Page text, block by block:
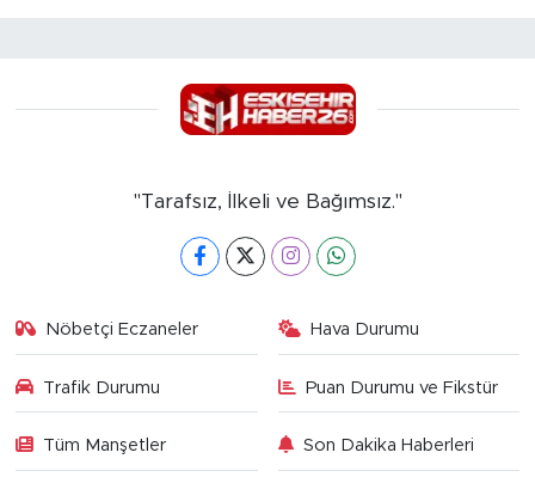
"Tarafsız, İlkeli ve Bağımsız."
Nöbetçi Eczaneler Hava Durumu
Trafik Durumu Puan Durumu ve Fikstür
Tüm Manşetler Son Dakika Haberleri